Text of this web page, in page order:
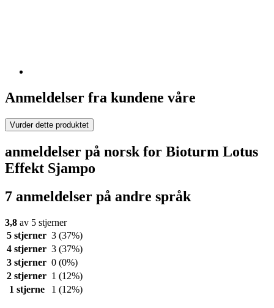
Anmeldelser fra kundene våre
Vurder dette produktet
anmeldelser på norsk for Bioturm Lotus
Effekt Sjampo
7 anmeldelser på andre språk
3,8 av 5 stjerner
5 stjerner 3 (37%)
4 stjerner 3 (37%)
3 stjerner 0 (0%)
2 stjerner 1 (12%)
1 stjerne
1 (12%)